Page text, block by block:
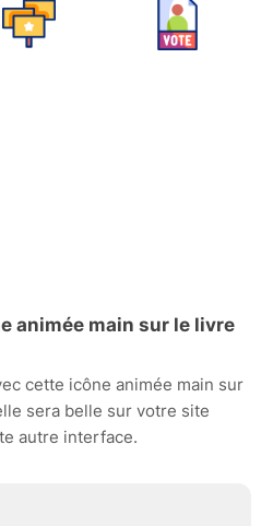
animée main sur le livre
cette icône animée main sur
sera belle sur votre site
autre interface.